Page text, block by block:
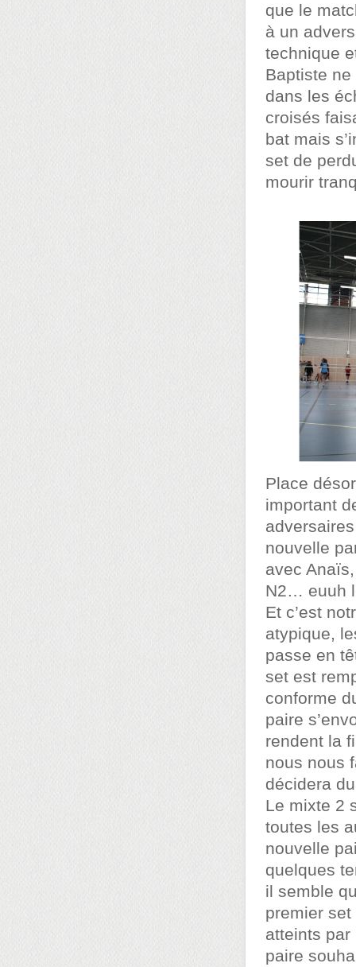
que le
à un
technique
Baptiste ne
dans les
croisés
bat mais
set de
mourir
Place
important
nouvelle
avec
N2… euuh
Et c’est
atypique,
passe en
set est
conforme
paire
rendent la
nous nous
décidera
Le mixte 2
toutes les
nouvelle
quelques
il semble
premier
atteints
paire